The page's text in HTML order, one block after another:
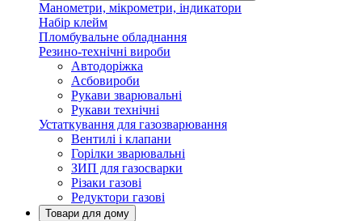
Манометри, мікрометри, індикатори
Набір клейм
Пломбувальне обладнання
Резино-технічні вироби
Автодоріжка
Асбовироби
Рукави зварювальні
Рукави технічні
Устаткування для газозварювання
Вентилі і клапани
Горілки зварювальні
ЗИП для газосварки
Різаки газові
Редуктори газові
Товари для дому